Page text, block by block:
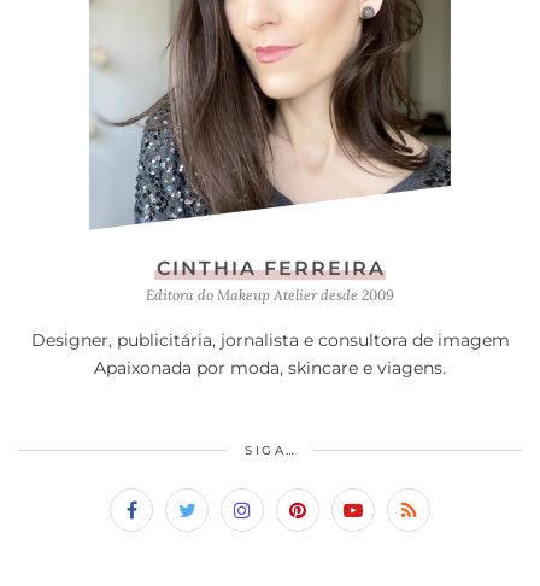
CINTHIA FERREIRA
Editora do Makeup Atelier desde 2009
Designer, publicitária, jornalista e consultora de imagem
Apaixonada por moda, skincare e viagens.
SIGA…